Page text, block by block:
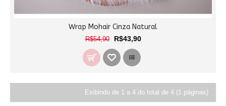
Wrap Mohair Cinza Natural
R$54,90 R$43,90
Exibindo de 1 a 4 do total de 4 (1 páginas)